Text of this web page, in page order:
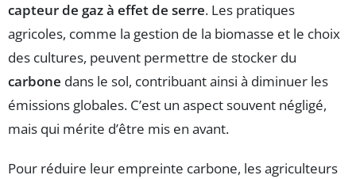
capteur de gaz à effet de serre. Les pratiques
agricoles, comme la gestion de la biomasse et le choix
des cultures, peuvent permettre de stocker du
carbone dans le sol, contribuant ainsi à diminuer les
émissions globales. C’est un aspect souvent négligé,
mais qui mérite d’être mis en avant.
Pour réduire leur empreinte carbone, les agriculteurs